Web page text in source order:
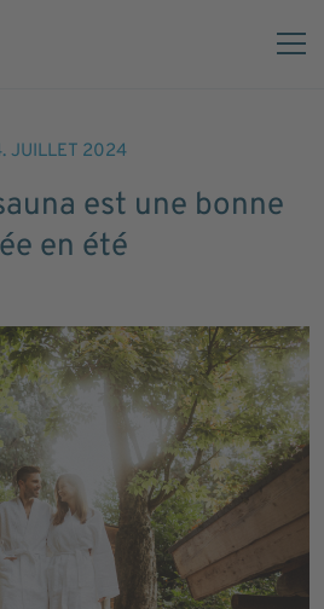
JUILLET 2024
est une bonne
en été